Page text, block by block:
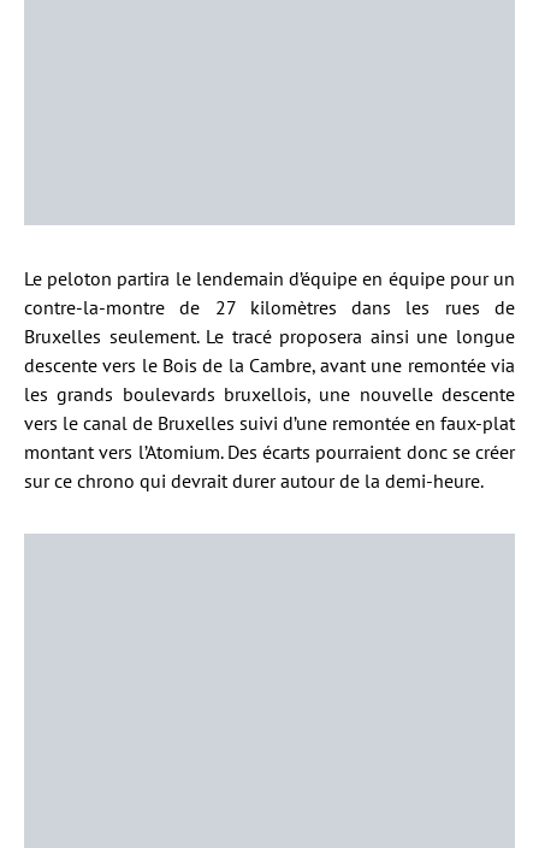
Le peloton partira le lendemain d’équipe en équipe pour un
contre-la-montre de 27 kilomètres dans les rues de
Bruxelles seulement. Le tracé proposera ainsi une longue
descente vers le Bois de la Cambre, avant une remontée via
les grands boulevards bruxellois, une nouvelle descente
vers le canal de Bruxelles suivi d’une remontée en faux-plat
montant vers l’Atomium. Des écarts pourraient donc se créer
sur ce chrono qui devrait durer autour de la demi-heure.